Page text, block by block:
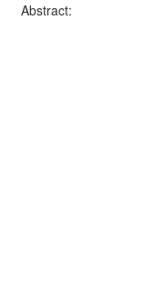
Abstract: